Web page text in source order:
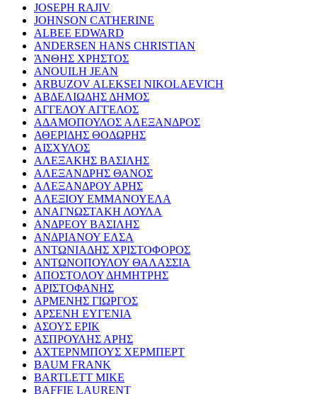
JOSEPH RAJIV
JOHNSON CATHERINE
ALBEE EDWARD
ANDERSEN HANS CHRISTIAN
ΆΝΘΗΣ ΧΡΗΣΤΟΣ
ANOUILH JEAN
ARBUZOV ALEKSEI NIKOLAEVICH
ΑΒΔΕΛΙΩΔΗΣ ΔΗΜΟΣ
ΑΓΓΕΛΟΥ ΑΓΓΕΛΟΣ
ΑΔΑΜΟΠΟΥΛΟΣ ΑΛΕΞΑΝΔΡΟΣ
ΑΘΕΡΙΔΗΣ ΘΟΔΩΡΗΣ
ΑΙΣΧΥΛΟΣ
ΑΛΕΞΑΚΗΣ ΒΑΣΙΛΗΣ
ΑΛΕΞΑΝΔΡΗΣ ΘΑΝΟΣ
ΑΛΕΞΑΝΔΡΟΥ ΑΡΗΣ
ΑΛΕΞΙΟΥ ΕΜΜΑΝΟΥΕΛΑ
ΑΝΑΓΝΩΣΤΑΚΗ ΛΟΥΛΑ
ΑΝΔΡΕΟΥ ΒΑΣΙΛΗΣ
ΑΝΔΡΙΑΝΟΥ ΕΛΣΑ
ΑΝΤΩΝΙΑΔΗΣ ΧΡΙΣΤΟΦΟΡΟΣ
ΑΝΤΩΝΟΠΟΥΛΟΥ ΘΑΛΑΣΣΙΑ
ΑΠΟΣΤΟΛΟΥ ΔΗΜΗΤΡΗΣ
ΑΡΙΣΤΟΦΑΝΗΣ
ΑΡΜΕΝΗΣ ΓΙΩΡΓΟΣ
ΑΡΣΕΝΗ ΕΥΓΕΝΙΑ
ΑΣΟΥΣ ΕΡΙΚ
ΑΣΠΡΟΥΛΗΣ ΑΡΗΣ
ΑΧΤΕΡΝΜΠΟΥΣ ΧΕΡΜΠΕΡΤ
BAUM FRANK
BARTLETT MIKE
BAFFIE LAURENT